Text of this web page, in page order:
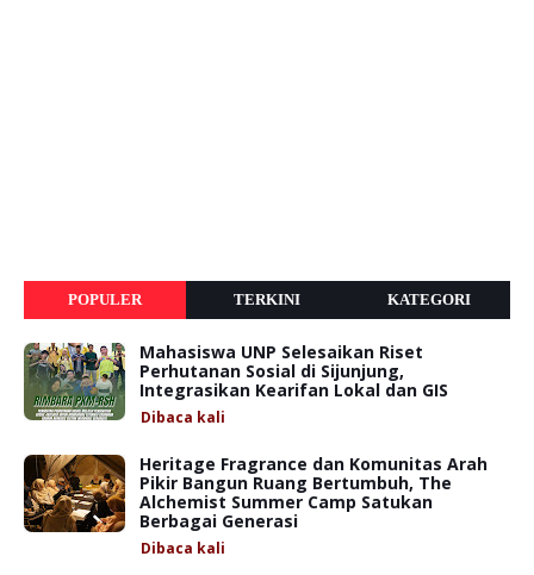
POPULER TERKINI KATEGORI
Mahasiswa UNP Selesaikan Riset
Perhutanan Sosial di Sijunjung,
Integrasikan Kearifan Lokal dan GIS
Dibaca kali
Heritage Fragrance dan Komunitas Arah
Pikir Bangun Ruang Bertumbuh, The
Alchemist Summer Camp Satukan
Berbagai Generasi
Dibaca kali